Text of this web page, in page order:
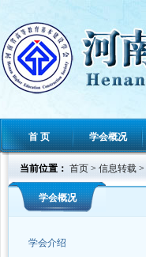
首 页 学会概况
当前位置： 首页 > 信息转载 >
学会概况
学会介绍